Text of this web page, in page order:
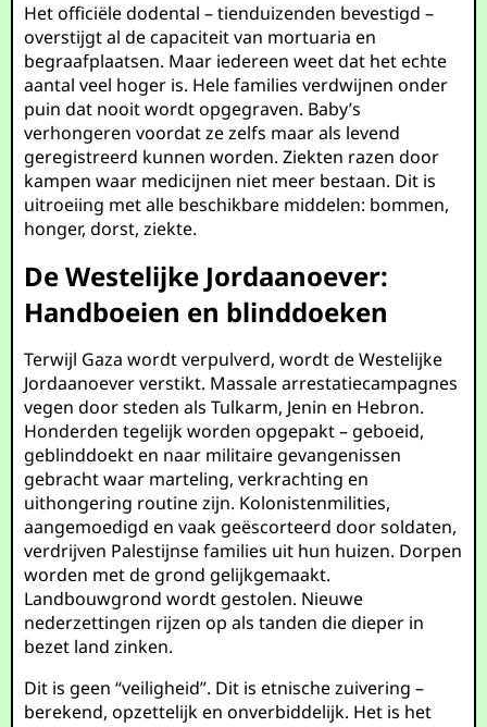
Het officiële dodental – tienduizenden bevestigd –
overstijgt al de capaciteit van mortuaria en
begraafplaatsen. Maar iedereen weet dat het echte
aantal veel hoger is. Hele families verdwijnen onder
puin dat nooit wordt opgegraven. Baby’s
verhongeren voordat ze zelfs maar als levend
geregistreerd kunnen worden. Ziekten razen door
kampen waar medicijnen niet meer bestaan. Dit is
uitroeiing met alle beschikbare middelen: bommen,
honger, dorst, ziekte.
De Westelijke Jordaanoever:
Handboeien en blinddoeken
Terwijl Gaza wordt verpulverd, wordt de Westelijke
Jordaanoever verstikt. Massale arrestatiecampagnes
vegen door steden als Tulkarm, Jenin en Hebron.
Honderden tegelijk worden opgepakt – geboeid,
geblinddoekt en naar militaire gevangenissen
gebracht waar marteling, verkrachting en
uithongering routine zijn. Kolonistenmilities,
aangemoedigd en vaak geëscorteerd door soldaten,
verdrijven Palestijnse families uit hun huizen. Dorpen
worden met de grond gelijkgemaakt.
Landbouwgrond wordt gestolen. Nieuwe
nederzettingen rijzen op als tanden die dieper in
bezet land zinken.
Dit is geen “veiligheid”. Dit is etnische zuivering –
berekend, opzettelijk en onverbiddelijk. Het is het